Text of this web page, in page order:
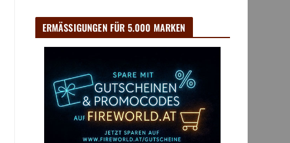
ERMÄSSIGUNGEN FÜR 5.000 MARKEN